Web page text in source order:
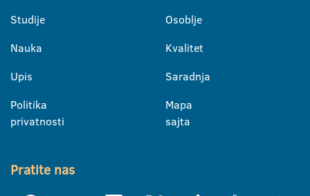
Studije
Nauka
Upis
Politika
privatnosti
Osoblje
Kvalitet
Saradnja
Mapa
sajta
Pratite nas